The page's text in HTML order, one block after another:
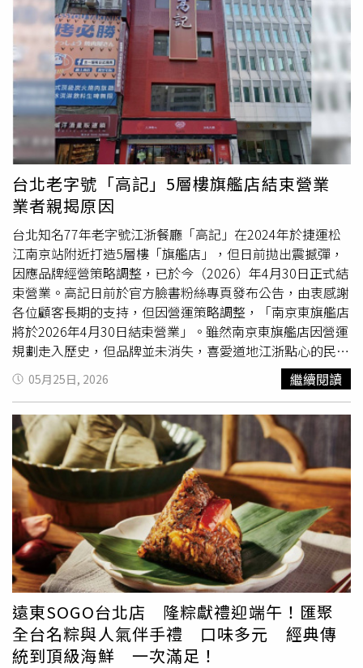
台北老字號「高記」5層樓旗艦店結束營業
業者親揭原因
台北知名77年老字號江浙餐廳「高記」在2024年於捷運松
江南京站附近打造5層樓「旗艦店」，但日前拋出震撼彈，
因應品牌經營策略調整，已於今（2026）年4月30日正式結
束營業。高記日前於官方臉書粉絲專頁發布公告，由衷感謝
各位顧客長期的支持，但因營運策略調整，「南京東旗艦店
將於2026年4月30日結束營業」。雖然南京東旗艦店因營運
規劃走入歷史，但品牌並未消失，喜愛道地江浙點心的民
眾，未來仍可前往在新生南路的「新生店」或重返永康商圈
的「高記信義小館」繼續用餐。據悉，1949年創立的高記
起家於台北市永康街，憑藉著紮實的手藝與道地口感，一賣
就超過大半個世紀。店內以種類豐富的上海點心與江浙料理
聞名遐邇，舉凡招牌的上海鐵鍋生煎包、蟹殼黃、東坡肉
蜜汁叉燒酥等，都是擄獲無數老饕胃囊的必點美食。該店不
僅是政商名流聚會的首選，更曾榮登總統府招待外賓的國宴
級佳餚。回顧高記近年發展，其實算是一波三折。2020年8
月，永康總店因建築法規與違法營建問題被迫歇業；隨後團
隊於2021年開設新生店延續香火，並在2024年積極展店，
先於5月開設信義小館重返發跡地，同年7月更強勢插旗松江
南京商圈打造5層樓旗艦店。未料才過2年再度面臨組織調
整，旗艦店熄燈也令不少台北人直呼可惜。
05月25日, 2026 繼續閱讀
遠東SOGO台北店 隆粽獻禮迎端午！匯聚
全台名粽與人氣伴手禮 口味多元 經典傳
統到頂級海鮮 一次滿足！